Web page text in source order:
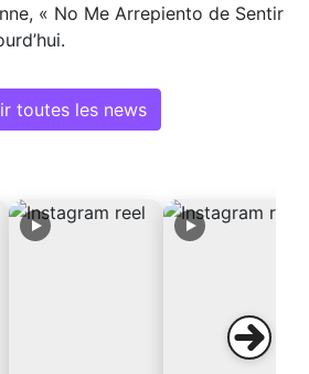
« No Me Arrepiento de Sentir
toutes les news